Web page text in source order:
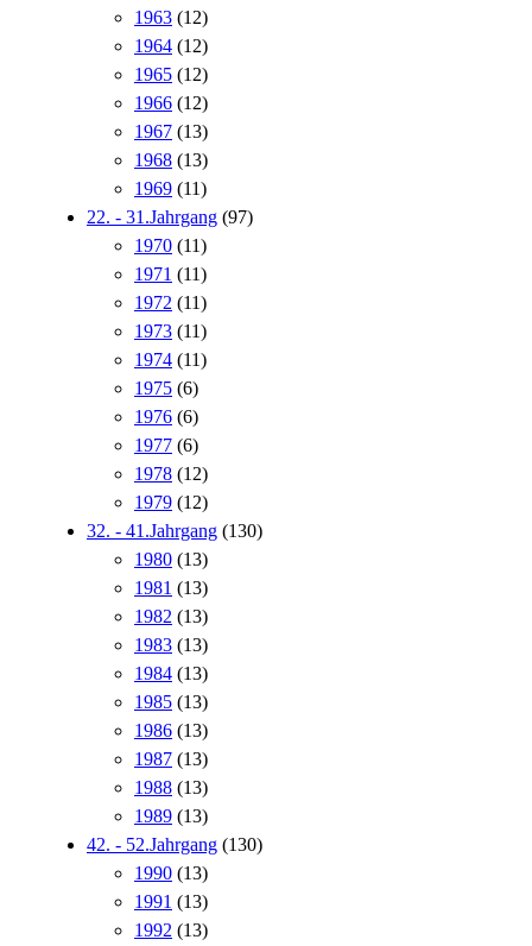
1963 (12)
1964 (12)
1965 (12)
1966 (12)
1967 (13)
1968 (13)
1969 (11)
22. - 31.Jahrgang (97)
1970 (11)
1971 (11)
1972 (11)
1973 (11)
1974 (11)
1975 (6)
1976 (6)
1977 (6)
1978 (12)
1979 (12)
32. - 41.Jahrgang (130)
1980 (13)
1981 (13)
1982 (13)
1983 (13)
1984 (13)
1985 (13)
1986 (13)
1987 (13)
1988 (13)
1989 (13)
42. - 52.Jahrgang (130)
1990 (13)
1991 (13)
1992 (13)